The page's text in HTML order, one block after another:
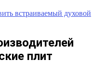
встраиваемый духовой
плит